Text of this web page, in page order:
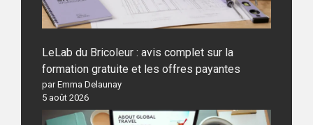
LeLab du Bricoleur : avis complet sur la
formation gratuite et les offres payantes
par Emma Delaunay
5 août 2026